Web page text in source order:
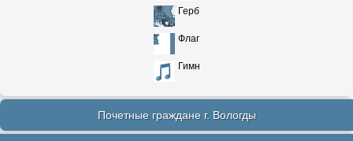
Герб
Флаг
Гимн
Почетные граждане г. Вологды